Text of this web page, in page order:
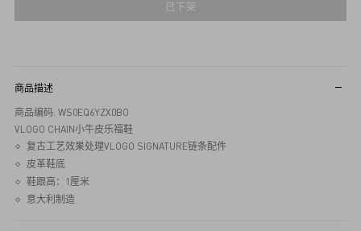
已下架
商品描述
商品编码: WS0EQ6YZX0BO
VLOGO CHAIN小牛皮乐福鞋
复古工艺效果处理VLOGO SIGNATURE链条配件
皮革鞋底
鞋跟高：1厘米
意大利制造